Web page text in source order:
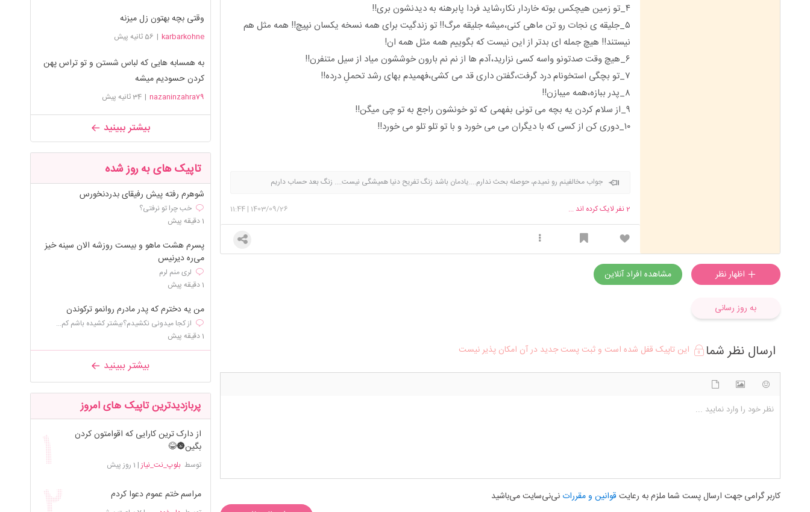
۴_تو زمین هیچکس بوته خاردار نکار،شاید فردا پابرهنه به دیدنشون بری!!
۵_جلیقه ی نجات رو تن ماهی کنی،میشه جلیقه مرگ!! تو زندگیت برای همه نسخه یکسان نپیچ!! همه مثل هم
نیستند!! هیچ جمله ای بدتر از این نیست که بگوییم همه مثل همه ان!
۶_هیچ وقت صدتونو واسه کسی نزارید،آدم ها از نم نم بارون خوششون میاد از سیل متنفرن!!
۷_تو بچگی استخونام درد گرفت،گفتن داری قد می کشی،فهمیدم بهای رشد تحملِ درده!!
۸_پدر ببازه،همه میبازن!!
۹_از سلام کردن یه بچه می تونی بفهمی که تو خونشون راجع به تو چی میگن!!
۱۰_دوری کن از کسی که با دیگران می می خورد و با تو تلو تلو می خورد!!
جواب مخالفینم رو نمیدم، حوصله بحث ندارم....یادمان باشد زنگ تفریح دنیا همیشگی نیست.... زنگ بعد حساب داریم
1403/09/26
|
11:44 2نفر لایک کرده اند ...
مشاهده افراد آنلاین
به روز رسانی
ارسال نظر شما این تاپیک قفل شده است و ثبت پست جدید در آن امکان پذیر نیست
نظر خود را وارد نمایید ...
کاربر گرامی جهت ارسال پست شما ملزم به رعایت قوانین و مقرراتنی‌نی‌سایت می‌باشید
وقتی بچه بهتون زل میزنه
karbarkohne
| 56 ثانیه پیش
به همسابه هایی که لباس شستن و تو تراس پهن
کردن حسودیم میشه
nazaninzahra79
| 34 ثانیه پیش
بیشتر ببینید
تاپیک های به روز شده
شوهرم رفته پیش رفیقای بدردنخورس
خب چرا تو نرفتی؟
1 دقیقه پیش
پسرم هشت ماهو و بیست روزشه الان سینه خیز
می‌ره دیرنیس
لری منم لرم
1 دقیقه پیش
من یه دخترم که پدر مادرم روانمو ترکوندن
از کجا میدونی نکشیدم؟بیشتر کشیده باشم کم...
1 دقیقه پیش
بیشتر ببینید
پربازدیدترین تاپیک های امروز
از دارک ترین کارایی که اقوامتون کردن
بگین🌚😂
توسطبلوپ_نت_نیاز| 1 روز پیش
مراسم ختم عموم دعوا کردم